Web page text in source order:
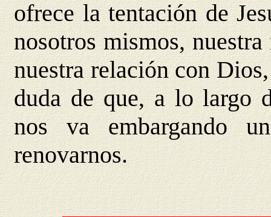
ofrece la tentación de
nosotros mismos,
nuestra relación con
duda de que, a lo largo
nos va embargando
renovarnos.